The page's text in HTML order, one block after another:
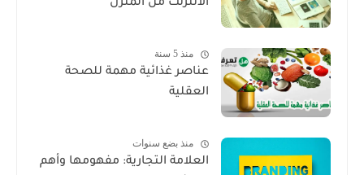
الانترنت من المنزل
منذ 5 سنة
عناصر غذائية مهمة للصحة
العقلية
منذ بضع سنوات
العلامة التجارية: مفهومها وأهم